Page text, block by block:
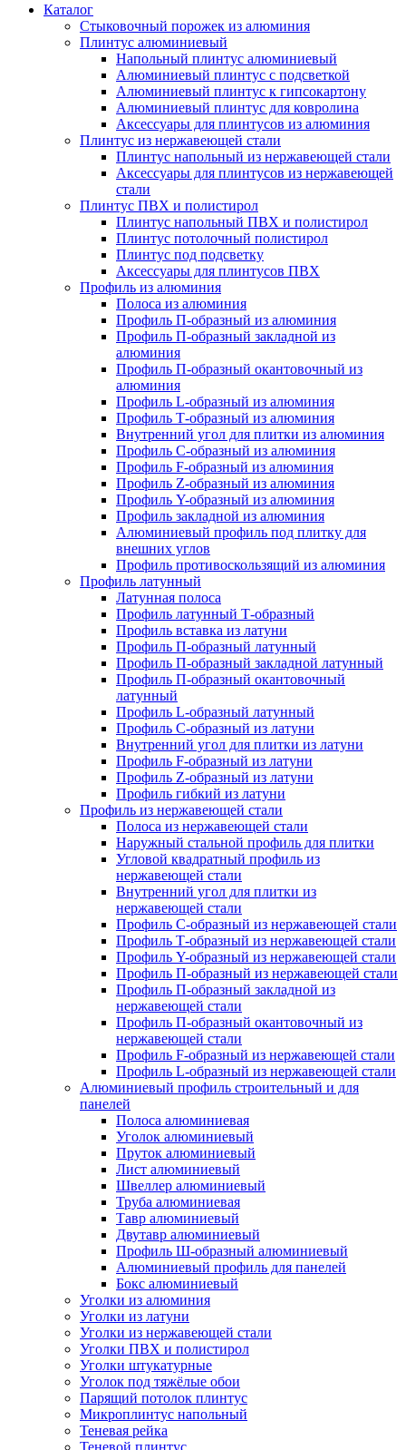
Каталог
Стыковочный порожек из алюминия
Плинтус алюминиевый
Напольный плинтус алюминиевый
Алюминиевый плинтус с подсветкой
Алюминиевый плинтус к гипсокартону
Алюминиевый плинтус для ковролина
Аксессуары для плинтусов из алюминия
Плинтус из нержавеющей стали
Плинтус напольный из нержавеющей стали
Аксессуары для плинтусов из нержавеющей
стали
Плинтус ПВХ и полистирол
Плинтус напольный ПВХ и полистирол
Плинтус потолочный полистирол
Плинтус под подсветку
Аксессуары для плинтусов ПВХ
Профиль из алюминия
Полоса из алюминия
Профиль П-образный из алюминия
Профиль П-образный закладной из
алюминия
Профиль П-образный окантовочный из
алюминия
Профиль L-образный из алюминия
Профиль Т-образный из алюминия
Внутренний угол для плитки из алюминия
Профиль C-образный из алюминия
Профиль F-образный из алюминия
Профиль Z-образный из алюминия
Профиль Y-образный из алюминия
Профиль закладной из алюминия
Алюминиевый профиль под плитку для
внешних углов
Профиль противоскользящий из алюминия
Профиль латунный
Латунная полоса
Профиль латунный Т-образный
Профиль вставка из латуни
Профиль П-образный латунный
Профиль П-образный закладной латунный
Профиль П-образный окантовочный
латунный
Профиль L-образный латунный
Профиль C-образный из латуни
Внутренний угол для плитки из латуни
Профиль F-образный из латуни
Профиль Z-образный из латуни
Профиль гибкий из латуни
Профиль из нержавеющей стали
Полоса из нержавеющей стали
Наружный стальной профиль для плитки
Угловой квадратный профиль из
нержавеющей стали
Внутренний угол для плитки из
нержавеющей стали
Профиль C-образный из нержавеющей стали
Профиль Т-образный из нержавеющей стали
Профиль Y-образный из нержавеющей стали
Профиль П-образный из нержавеющей стали
Профиль П-образный закладной из
нержавеющей стали
Профиль П-образный окантовочный из
нержавеющей стали
Профиль F-образный из нержавеющей стали
Профиль L-образный из нержавеющей стали
Алюминиевый профиль строительный и для
панелей
Полоса алюминиевая
Уголок алюминиевый
Пруток алюминиевый
Лист алюминиевый
Швеллер алюминиевый
Труба алюминиевая
Тавр алюминиевый
Двутавр алюминиевый
Профиль Ш-образный алюминиевый
Алюминиевый профиль для панелей
Бокс алюминиевый
Уголки из алюминия
Уголки из латуни
Уголки из нержавеющей стали
Уголки ПВХ и полистирол
Уголки штукатурные
Уголок под тяжёлые обои
Парящий потолок плинтус
Микроплинтус напольный
Теневая рейка
Теневой плинтус